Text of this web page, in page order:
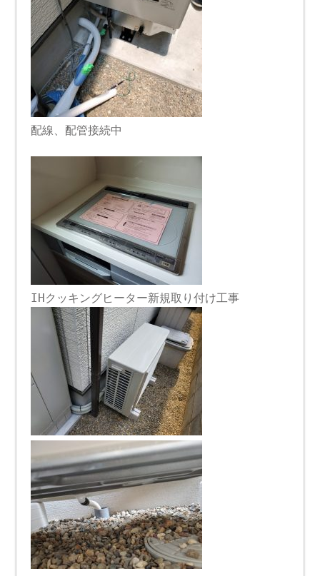
配線、配管接続中
IHクッキングヒーター新規取り付け工事